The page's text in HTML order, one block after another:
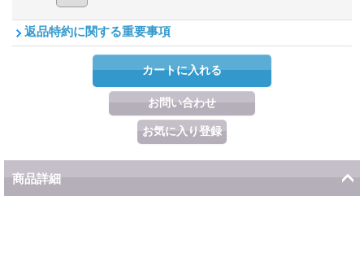
返品特約に関する重要事項
商品詳細